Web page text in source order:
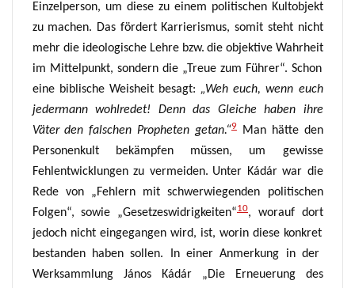
Einzelperson, um diese zu einem politischen Kultobjekt
zu machen. Das fördert Karrierismus, somit steht nicht
mehr die ideologische Lehre bzw. die objektive Wahrheit
im Mittelpunkt, sondern die „Treue zum Führer“.Schon
eine biblische Weisheit besagt: „Weh euch, wenn euch
jedermann wohlredet! Denn das Gleiche haben ihre
Väter den falschen Propheten getan.“9Man hätte den
Personenkult bekämpfen müssen, um gewisse
Fehlentwicklungen zu vermeiden. Unter Kádár war die
Rede von „Fehlern mit schwerwiegenden politischen
Folgen“, sowie „Gesetzeswidrigkeiten“10, worauf dort
jedoch nicht eingegangen wird, ist, worin diese konkret
bestanden haben sollen.
In einer Anmerkung in der
Werksammlung János Kádár „Die Erneuerung des